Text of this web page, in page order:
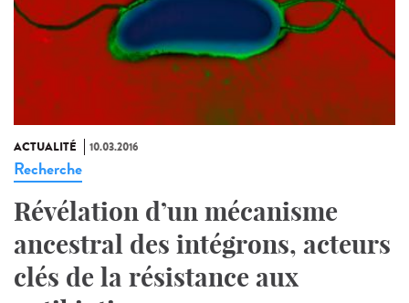
ACTUALITÉ 10.03.2016
Recherche
Révélation d’un mécanisme
ancestral des intégrons, acteurs
clés de la résistance aux